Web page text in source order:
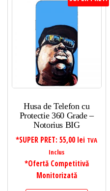
Husa de Telefon cu
Protectie 360 Grade –
Notorius BIG
*SUPER PRET:55,00 lei TVA
Inclus
*Ofertă Competitivă
Monitorizată